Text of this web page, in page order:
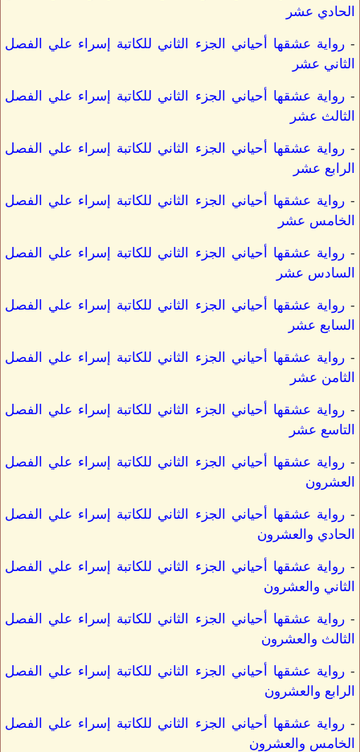
الحادي عشر
-رواية عشقها أحياني الجزء الثاني للكاتبة إسراء علي الفصل
الثاني عشر
-رواية عشقها أحياني الجزء الثاني للكاتبة إسراء علي الفصل
الثالث عشر
-رواية عشقها أحياني الجزء الثاني للكاتبة إسراء علي الفصل
الرابع عشر
-رواية عشقها أحياني الجزء الثاني للكاتبة إسراء علي الفصل
الخامس عشر
-رواية عشقها أحياني الجزء الثاني للكاتبة إسراء علي الفصل
السادس عشر
-رواية عشقها أحياني الجزء الثاني للكاتبة إسراء علي الفصل
السابع عشر
-رواية عشقها أحياني الجزء الثاني للكاتبة إسراء علي الفصل
الثامن عشر
-رواية عشقها أحياني الجزء الثاني للكاتبة إسراء علي الفصل
التاسع عشر
-رواية عشقها أحياني الجزء الثاني للكاتبة إسراء علي الفصل
العشرون
-رواية عشقها أحياني الجزء الثاني للكاتبة إسراء علي الفصل
الحادي والعشرون
-رواية عشقها أحياني الجزء الثاني للكاتبة إسراء علي الفصل
الثاني والعشرون
-رواية عشقها أحياني الجزء الثاني للكاتبة إسراء علي الفصل
الثالث والعشرون
-رواية عشقها أحياني الجزء الثاني للكاتبة إسراء علي الفصل
الرابع والعشرون
-رواية عشقها أحياني الجزء الثاني للكاتبة إسراء علي الفصل
الخامس والعشرون